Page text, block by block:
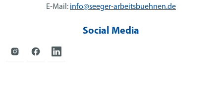
E-Mail: info@seeger-arbeitsbuehnen.de
Social Media